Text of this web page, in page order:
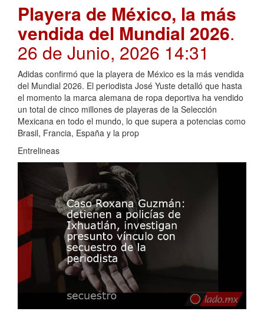
Playera de México, la más
vendida del Mundial 2026.
26 de Junio, 2026 14:31
Adidas confirmó que la playera de México es la más vendida
del Mundial 2026. El periodista José Yuste detalló que hasta
el momento la marca alemana de ropa deportiva ha vendido
un total de cinco millones de playeras de la Selección
Mexicana en todo el mundo, lo que supera a potencias como
Brasil, Francia, España y la prop
Entrelineas